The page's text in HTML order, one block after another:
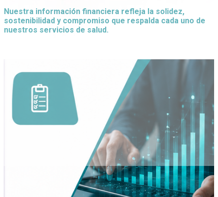
Nuestra información financiera refleja la solidez,
sostenibilidad y compromiso que respalda cada uno de
nuestros servicios de salud.